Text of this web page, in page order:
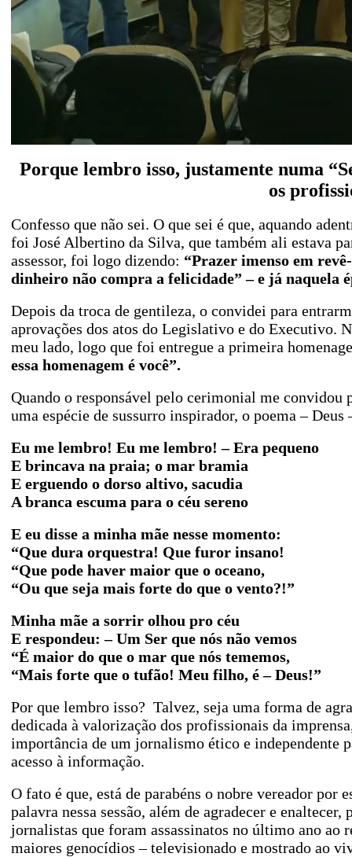
Porque lembro isso, justamente numa
os
Confesso que não sei. O que sei é que, aquando
foi José Albertino da Silva, que também ali estava
assessor, foi logo dizendo: “Prazer imenso em
dinheiro não compra a felicidade” – e já naquela
Depois da troca de gentileza, o convidei para
aprovações dos atos do Legislativo e do Executivo.
meu lado, logo que foi entregue a primeira
essa homenagem é você”.
Quando o responsável pelo cerimonial me convidou
uma espécie de sussurro inspirador, o poema –
Eu me lembro! Eu me lembro! – Era pequeno
E brincava na praia; o mar bramia
E erguendo o dorso altivo, sacudia
A branca escuma para o céu sereno
E eu disse a minha mãe nesse momento:
“Que dura orquestra! Que furor insano!
“Que pode haver maior que o oceano,
“Ou que seja mais forte do que o vento?!”
Minha mãe a sorrir olhou pro céu
E respondeu: – Um Ser que nós não vemos
“É maior do que o mar que nós tememos,
“Mais forte que o tufão! Meu filho, é – Deus!”
Por que lembro isso? Talvez, seja uma forma de
dedicada à valorização dos profissionais da
importância de um jornalismo ético e independente
acesso à informação.
O fato é que, está de parabéns o nobre vereador por
palavra nessa sessão, além de agradecer e
jornalistas que foram assassinatos no último ano ao
maiores genocídios – televisionado e mostrado ao